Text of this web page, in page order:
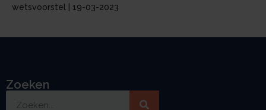
wetsvoorstel | 19-03-2023
Zoeken